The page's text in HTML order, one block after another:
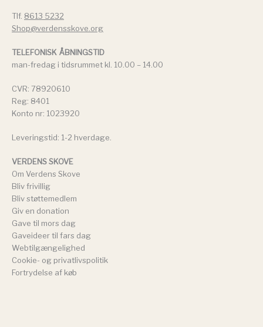
Tlf. 8613 5232
Shop@verdensskove.org
TELEFONISK ÅBNINGSTID
man-fredag i tidsrummet kl. 10.00 – 14.00
CVR: 78920610
Reg: 8401
Konto nr: 1023920
Leveringstid: 1-2 hverdage.
VERDENS SKOVE
Om Verdens Skove
Bliv frivillig
Bliv støttemedlem
Giv en donation
Gave til mors dag
Gaveideer til fars dag
Webtilgængelighed
Cookie- og privatlivspolitik
Fortrydelse af køb